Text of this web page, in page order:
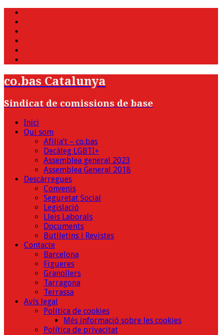
co.bas Catalunya
Sindicat de comissions de base
Inici
Qui som
Afilia’t – co.bas
Decàleg LGBTI+
Assemblea general 2023
Assemblea General 2018
Descàrregues
Convenis
Seguretat Social
Legislació
Lleis Laborals
Documents
Butlletins i Revistes
Contacte
Barcelona
Figueres
Granollers
Tarragona
Terrassa
Avís legal
Política de cookies
Més informació sobre les cookies
Política de privacitat